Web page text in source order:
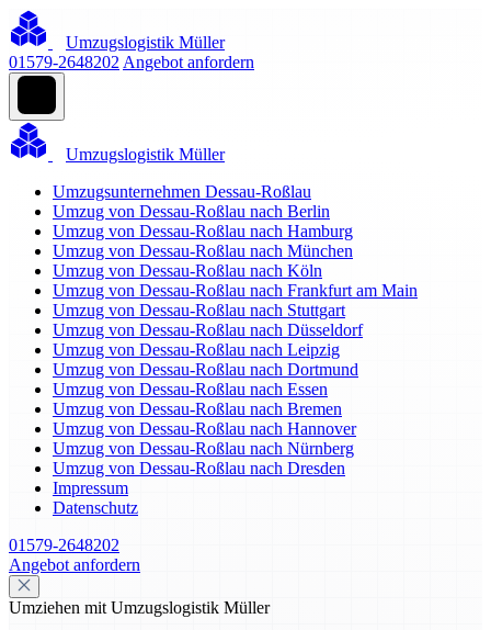
Umzugslogistik Müller
01579-2648202 Angebot anfordern
Umzugslogistik Müller
Umzugsunternehmen Dessau-Roßlau
Umzug von Dessau-Roßlau nach Berlin
Umzug von Dessau-Roßlau nach Hamburg
Umzug von Dessau-Roßlau nach München
Umzug von Dessau-Roßlau nach Köln
Umzug von Dessau-Roßlau nach Frankfurt am Main
Umzug von Dessau-Roßlau nach Stuttgart
Umzug von Dessau-Roßlau nach Düsseldorf
Umzug von Dessau-Roßlau nach Leipzig
Umzug von Dessau-Roßlau nach Dortmund
Umzug von Dessau-Roßlau nach Essen
Umzug von Dessau-Roßlau nach Bremen
Umzug von Dessau-Roßlau nach Hannover
Umzug von Dessau-Roßlau nach Nürnberg
Umzug von Dessau-Roßlau nach Dresden
Impressum
Datenschutz
01579-2648202
Angebot anfordern
Umziehen mit Umzugslogistik Müller